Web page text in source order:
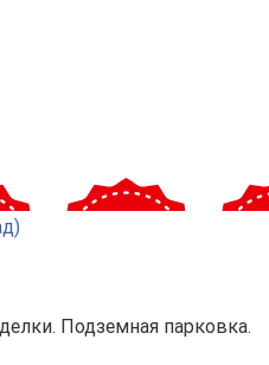
Подземная парковка.